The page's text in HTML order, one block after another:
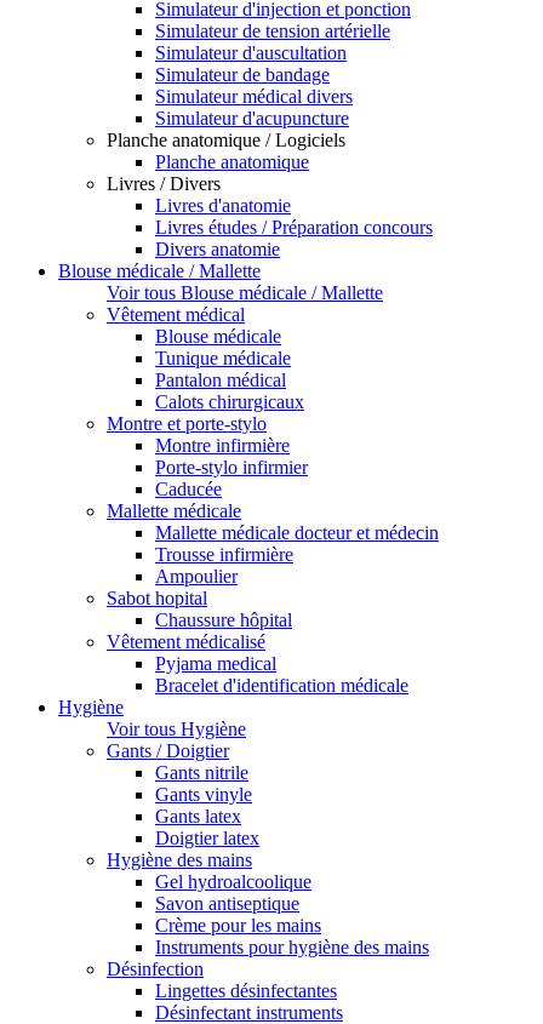
Simulateur d'injection et ponction
Simulateur de tension artérielle
Simulateur d'auscultation
Simulateur de bandage
Simulateur médical divers
Simulateur d'acupuncture
Planche anatomique / Logiciels
Planche anatomique
Livres / Divers
Livres d'anatomie
Livres études / Préparation concours
Divers anatomie
Blouse médicale / Mallette
Voir tous Blouse médicale / Mallette
Vêtement médical
Blouse médicale
Tunique médicale
Pantalon médical
Calots chirurgicaux
Montre et porte-stylo
Montre infirmière
Porte-stylo infirmier
Caducée
Mallette médicale
Mallette médicale docteur et médecin
Trousse infirmière
Ampoulier
Sabot hopital
Chaussure hôpital
Vêtement médicalisé
Pyjama medical
Bracelet d'identification médicale
Hygiène
Voir tous Hygiène
Gants / Doigtier
Gants nitrile
Gants vinyle
Gants latex
Doigtier latex
Hygiène des mains
Gel hydroalcoolique
Savon antiseptique
Crème pour les mains
Instruments pour hygiène des mains
Désinfection
Lingettes désinfectantes
Désinfectant instruments